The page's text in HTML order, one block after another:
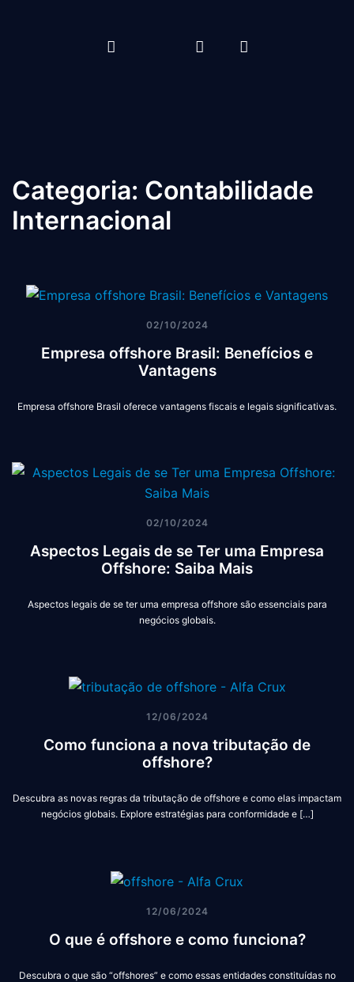
Categoria: Contabilidade
Internacional
02/10/2024
Empresa offshore Brasil: Benefícios e
Vantagens
Empresa offshore Brasil oferece vantagens fiscais e legais significativas.
02/10/2024
Aspectos Legais de se Ter uma Empresa
Offshore: Saiba Mais
Aspectos legais de se ter uma empresa offshore são essenciais para
negócios globais.
12/06/2024
Como funciona a nova tributação de
offshore?
Descubra as novas regras da tributação de offshore e como elas impactam
negócios globais. Explore estratégias para conformidade e […]
12/06/2024
O que é offshore e como funciona?
Descubra o que são “offshores” e como essas entidades constituídas no